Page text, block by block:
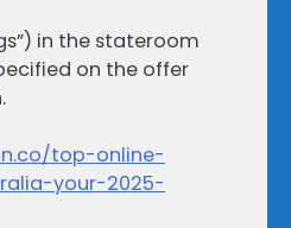
in the stateroom
on the offer
top-online-
your-2025-